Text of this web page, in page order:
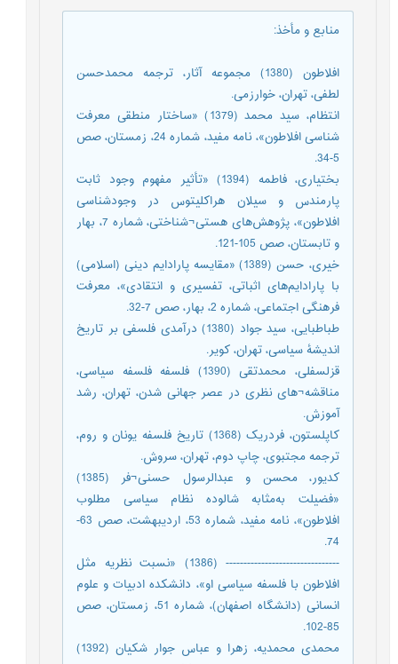
منابع و مأخذ:
افلاطون (1380) مجموعه آثار، ترجمه محمدحسن
لطفی، تهران، خوارزمی.
انتظام، سید محمد (1379) «ساختار منطقی معرفت
شناسی افلاطون»، نامه مفید، شماره 24، زمستان، صص
5-34.
بختیاری، فاطمه (1394) «تأثیر مفهوم وجود ثابت
پارمندس و سیلان هراکلیتوس در وجودشناسی
افلاطون»، پژوهش‌های هستی¬شناختی، شماره 7، بهار
و تابستان، صص 105-121.
خیری، حسن (1389) «مقایسه پارادایم دینی (اسلامی)
با پارادایم‌های اثباتی، تفسیری و انتقادی»، معرفت
فرهنگی اجتماعی، شماره 2، بهار، صص 7-32.
طباطبایی، سید جواد (1380) درآمدی فلسفی بر تاریخ
اندیشۀ سیاسی، تهران، کویر.
قزلسفلی، محمدتقی (1390) فلسفه فلسفه سیاسی،
مناقشه¬های نظری در عصر جهانی شدن، تهران، رشد
آموزش.
کاپلستون، فردریک (1368) تاریخ فلسفه یونان و روم،
ترجمه مجتبوی، چاپ دوم، تهران، سروش.
کدیور، محسن و عبدالرسول حسنی¬فر (1385)
«فضیلت به‌مثابه شالوده نظام سیاسی مطلوب
افلاطون»، نامه مفید، شماره 53، اردیبهشت، صص 63-
74.
-------------------------------- (1386) «نسبت نظریه مثل
افلاطون با فلسفه سیاسی او»، دانشکده ادبیات و علوم
انسانی (دانشگاه اصفهان)، شماره 51، زمستان، صص
85-102.
محمدی محمدیه، زهرا و عباس جوار شکیان (1392)